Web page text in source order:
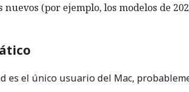
nuevos (por ejemplo, los modelos de
es el único usuario del Mac,